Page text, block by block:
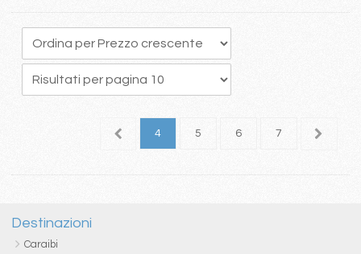
3 4 5 6 7 8
Destinazioni
Caraibi